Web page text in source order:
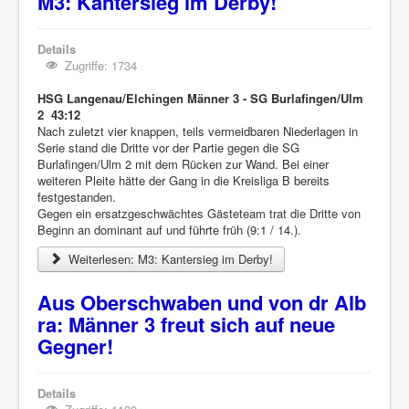
Details
Zugriffe: 1734
HSG Langenau/Elchingen Männer 3 - SG Burlafingen/Ulm
2 43:12
Nach zuletzt vier knappen, teils vermeidbaren Niederlagen in
Serie stand die Dritte vor der Partie gegen die SG
Burlafingen/Ulm 2 mit dem Rücken zur Wand. Bei einer
weiteren Pleite hätte der Gang in die Kreisliga B bereits
festgestanden.
Gegen ein ersatzgeschwächtes Gästeteam trat die Dritte von
Beginn an dominant auf und führte früh (9:1 / 14.).
Weiterlesen: M3: Kantersieg im Derby!
Aus Oberschwaben und von dr Alb
ra: Männer 3 freut sich auf neue
Gegner!
Details